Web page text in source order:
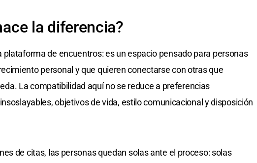
la diferencia?
plataforma de encuentros: es un espacio pensado para personas
personal y que quieren conectarse con otras que
La compatibilidad aquí no se reduce a preferencias
objetivos de vida, estilo comunicacional y disposición
de citas, las personas quedan solas ante el proceso: solas